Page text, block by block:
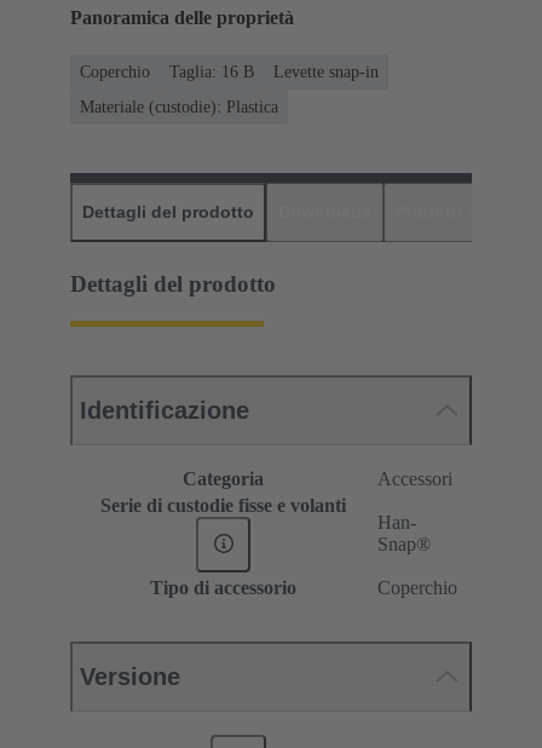
Panoramica delle proprietà
Coperchio Taglia: 16 B
Levette snap-in
Materiale (custodie): Plastica
Dettagli del prodotto
Dettagli del prodotto
Identificazione
Categoria
Accessori
Serie di custodie fisse e volanti
Han-
Snap®
Tipo di accessorio Coperchio
Versione